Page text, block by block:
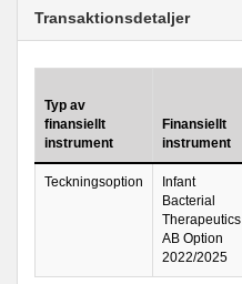
Transaktionsdetaljer
Typ av
finansiellt
instrument
Finansiellt
instrument
Teckningsoption
Infant
Bacterial
Therapeutics
AB Option
2022/2025